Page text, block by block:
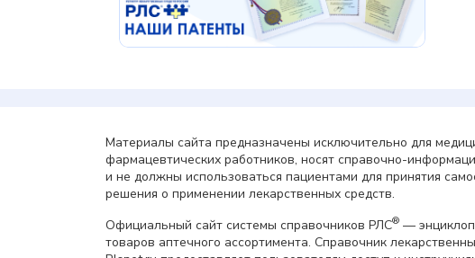
Материалы сайта предназначены исключительно для
фармацевтических работников, носят справочно-
и не должны использоваться пациентами для принятия
решения о применении лекарственных средств.
Официальный сайт системы справочников РЛС® —
товаров аптечного ассортимента. Справочник